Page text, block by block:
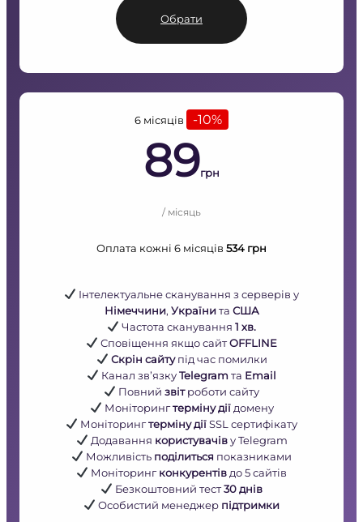
Обрати
6 місяців -10%
89грн
/ місяць
Оплата кожні 6 місяців 534 грн
Інтелектуальне сканування з серверів у
Німеччини, Українита США
Частота сканування 1 хв.
Сповіщення якщо сайтOFFLINE
Скрін сайтупід час помилки
Канал звʼязкуTelegramта Email
Повний звітроботи сайту
Моніторингтерміну діїдомену
Моніторингтерміну діїSSL сертифікату
Додавання користувачіву Telegram
Можливість поділиться показниками
Моніторингконкурентівдо 5 сайтів
Безкоштовний тест30 днів
Особистий менеджер підтримки